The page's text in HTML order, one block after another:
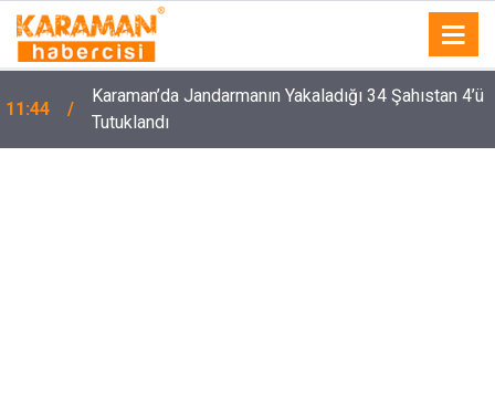
11:44
Karaman’da Jandarmanın Yakaladığı 34 Şahıstan 4’ü
Tutuklandı